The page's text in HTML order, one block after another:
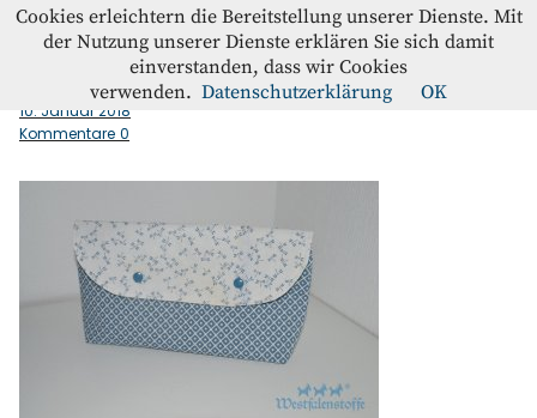
Westfalenstoffe-Blog
Kontakt
Instagram
Facebook
Klappentaeschchen_Kyoto
10. Januar 2018
Kommentare 0
Cookies erleichtern die Bereitstellung unserer Dienste. Mit
der Nutzung unserer Dienste erklären Sie sich damit
einverstanden, dass wir Cookies
verwenden. Datenschutzerklärung OK